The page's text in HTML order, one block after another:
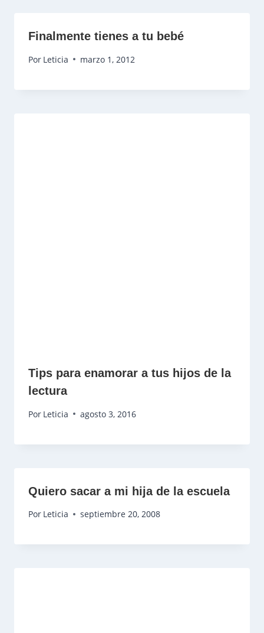
Finalmente tienes a tu bebé
Por Leticia marzo 1, 2012
Tips para enamorar a tus hijos de la
lectura
Por Leticia agosto 3, 2016
Quiero sacar a mi hija de la escuela
Por Leticia septiembre 20, 2008